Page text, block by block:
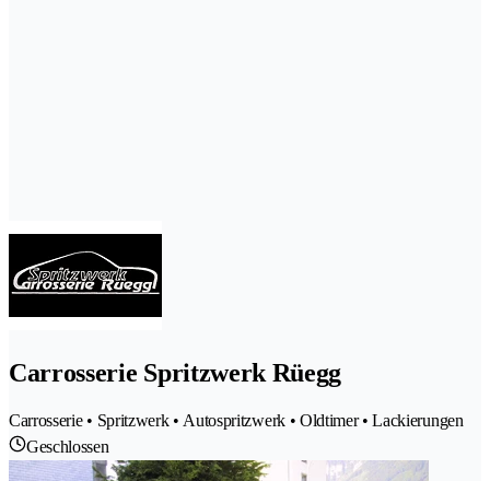
Carrosserie Spritzwerk Rüegg
Carrosserie • Spritzwerk • Autospritzwerk • Oldtimer • Lackierungen
Geschlossen